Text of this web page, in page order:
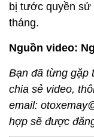
bị tước quyền sử
tháng.
Nguồn video:
Bạn đã từng gặp
chia sẻ video,
email:
hợp sẽ được